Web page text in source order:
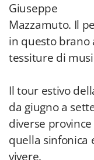
Giuseppe
Mazzamuto. Il
in questo brano
tessiture di
Il tour estivo
da giugno a
diverse
quella sinfonica
vivere.